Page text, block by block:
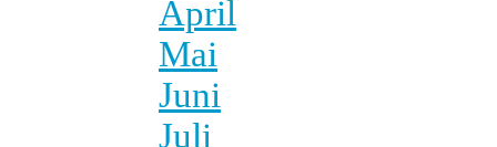
April
Mai
Juni
Juli